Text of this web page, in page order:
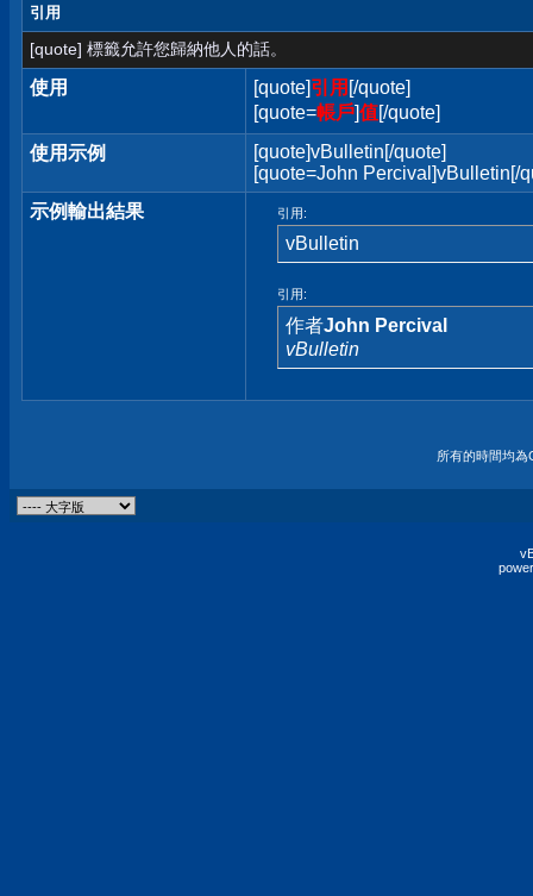
引用
[quote] 標籤允許您歸納他人的話。
使用 [quote]引用 [/quote]
[quote=帳戶]值[/quote]
使用示例
[quote]vBulletin[/quote]
[quote=John Percival]vBulletin[/
示例輸出結果
引用:
vBulletin
引用:
作者John Percival
vBulletin
所有的時間均為